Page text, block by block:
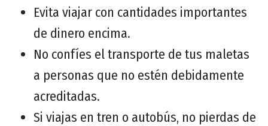
Evita viajar con cantidades importantes
de dinero encima.
No confíes el transporte de tus maletas
a personas que no estén debidamente
acreditadas.
Si viajas en tren o autobús, no pierdas de